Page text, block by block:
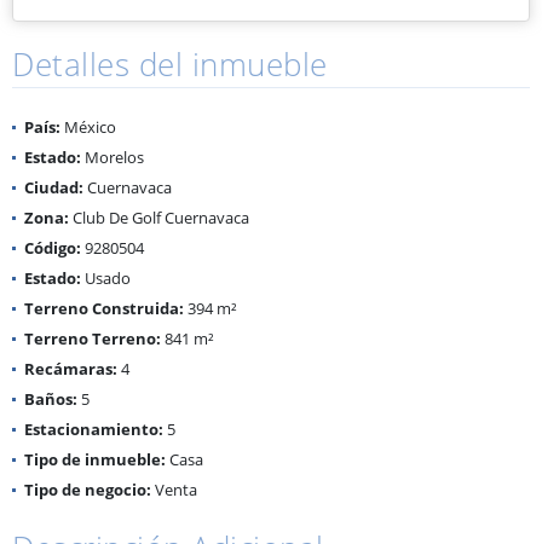
Detalles del inmueble
País: México
Estado: Morelos
Ciudad: Cuernavaca
Zona: Club De Golf Cuernavaca
Código: 9280504
Estado: Usado
Terreno Construida: 394 m²
Terreno Terreno: 841 m²
Recámaras: 4
Baños: 5
Estacionamiento: 5
Tipo de inmueble: Casa
Tipo de negocio: Venta